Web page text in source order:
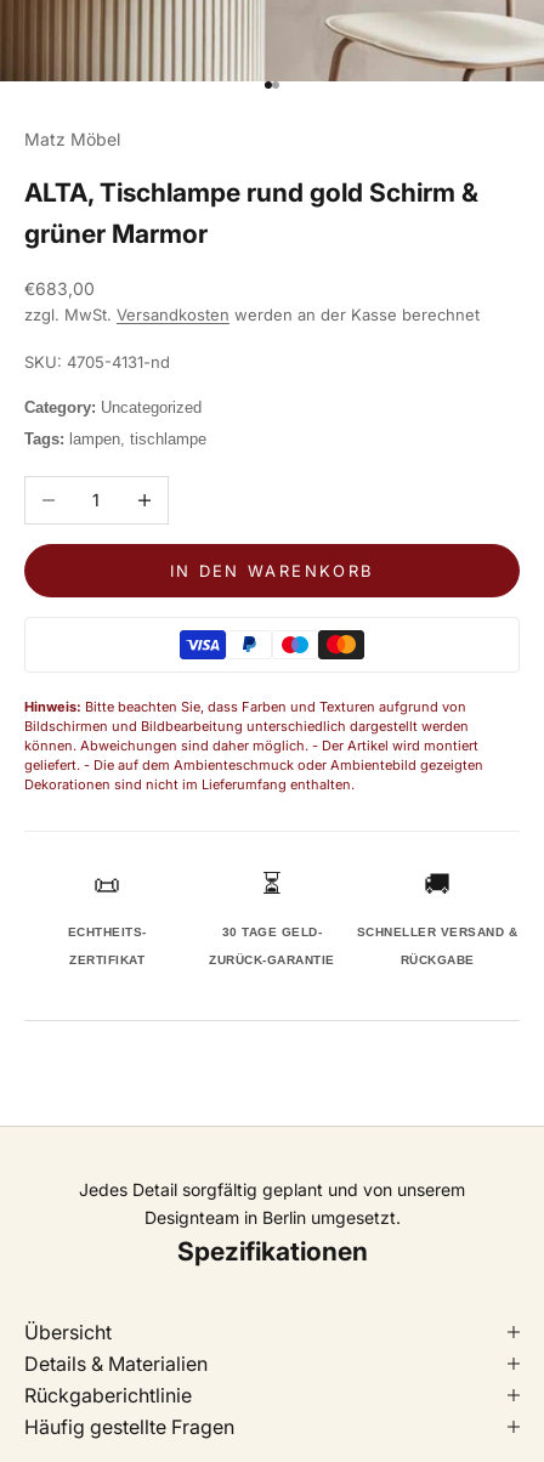
Gehe zu Element 1
Gehe zu Element 2
Matz Möbel
ALTA, Tischlampe rund gold Schirm &
grüner Marmor
Angebot
€683,00
zzgl. MwSt. Versandkosten werden an der Kasse berechnet
SKU: 4705-4131-nd
Category: Uncategorized
Tags: lampen, tischlampe
Anzahl verringernAnzahl erhöhen
IN DEN WARENKORB
Hinweis: Bitte beachten Sie, dass Farben und Texturen aufgrund von
Bildschirmen und Bildbearbeitung unterschiedlich dargestellt werden
können. Abweichungen sind daher möglich. - Der Artikel wird montiert
geliefert. - Die auf dem Ambienteschmuck oder Ambientebild gezeigten
Dekorationen sind nicht im Lieferumfang enthalten.
📜
ECHTHEITS-
ZERTIFIKAT
⏳
30 TAGE GELD-
ZURÜCK-GARANTIE
🚚
SCHNELLER VERSAND &
RÜCKGABE
Jedes Detail sorgfältig geplant und von unserem
Designteam in Berlin umgesetzt.
Spezifikationen
Übersicht
Details & Materialien
Rückgaberichtlinie
Häufig gestellte Fragen